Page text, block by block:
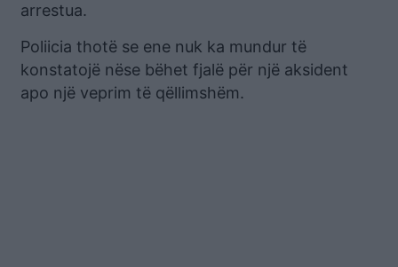
arrestua.
Poliicia thotë se ene nuk ka mundur të
konstatojë nëse bëhet fjalë për një aksident
apo një veprim të qëllimshëm.